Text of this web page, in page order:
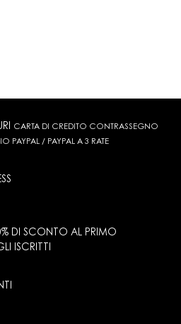
CARTA DI CREDITO CONTRASSEGNO
PAYPAL / PAYPAL A 3 RATE
DI SCONTO AL PRIMO
ISCRITTI